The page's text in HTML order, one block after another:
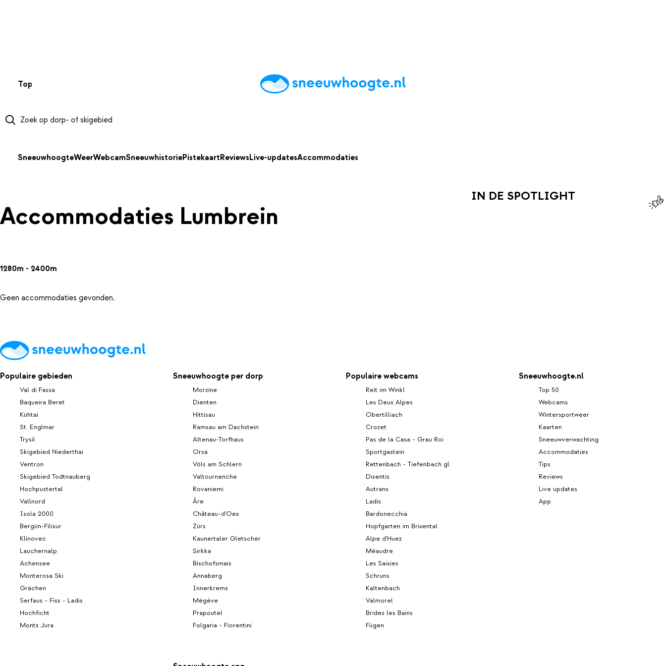
Top 50 AccommodatiesTipsReviewsLive updatesApp
SneeuwhoogteWeerWebcamSneeuwhistoriePistekaartReviewsLive-updatesAccommodaties
Accommodaties Lumbrein
1280m - 2400m
Geen accommodaties gevonden.
IN DE SPOTLIGHT
Populaire gebieden
Val di Fassa
Baqueira Beret
Kühtai
St. Englmar
Trysil
Skigebied Niederthai
Ventron
Skigebied Todtnauberg
Hochpustertal
Vallnord
Isola 2000
Bergün-Filisur
Klínovec
Lauchernalp
Achensee
Monterosa Ski
Grächen
Serfaus - Fiss - Ladis
Hochficht
Monts Jura
Sneeuwhoogte per dorp
Morzine
Dienten
Hittisau
Ramsau am Dachstein
Altenau-Torfhaus
Orsa
Völs am Schlern
Valtournenche
Rovaniemi
Åre
Château-d'Oex
Zürs
Kaunertaler Gletscher
Sirkka
Bischofsmais
Annaberg
Innerkrems
Mégève
Prapoutel
Folgaria - Fiorentini
Populaire webcams
Reit im Winkl
Les Deux Alpes
Obertilliach
Crozet
Pas de la Casa - Grau Roi
Sportgastein
Rettenbach - Tiefenbach gl.
Disentis
Autrans
Ladis
Bardonecchia
Hopfgarten im Brixental
Alpe d'Huez
Méaudre
Les Saisies
Schruns
Kaltenbach
Valmorel
Brides les Bains
Fügen
Sneeuwhoogte.nl
Top 50
Webcams
Wintersportweer
Kaarten
Sneeuwverwachting
Accommodaties
Tips
Reviews
Live updates
App